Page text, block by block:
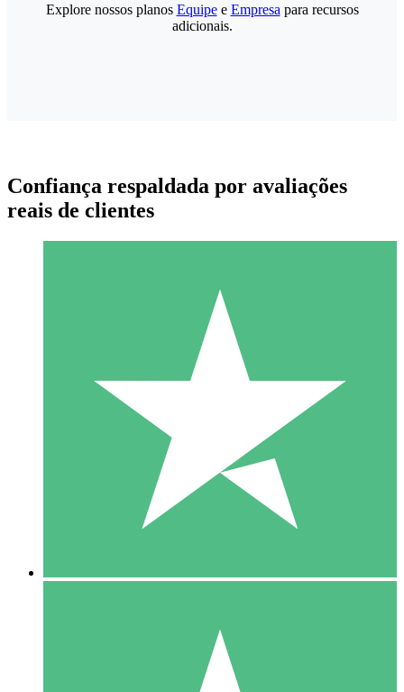
Pacotes de Créditos Individuais
Pague conforme o uso com créditos de download. Sem
1000
10 Downloads
20 00
Explore nossos planos Equipee Empresa para recursos
adicionais.
Confiança respaldada por avaliações
reais de clientes